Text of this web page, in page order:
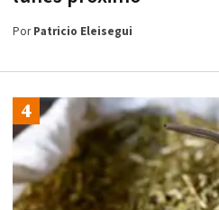
PorPatricio Eleisegui